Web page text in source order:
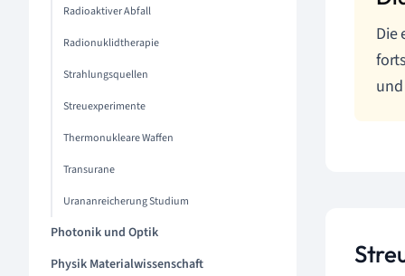
Radioaktiver Abfall
Radionuklidtherapie
Strahlungsquellen
Streuexperimente
Thermonukleare Waffen
Transurane
Urananreicherung Studium
Photonik und Optik
Physik Materialwissenschaft
Die